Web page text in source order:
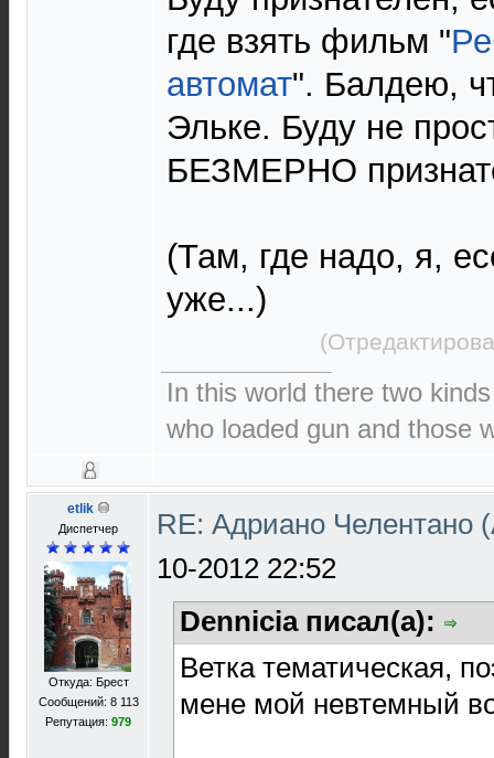
где взять фильм "
автомат". Балдею,
Эльке. Буду не
БЕЗМЕРНО
(Там, где надо, я,
уже...)
In this world there two
who loaded gun and those
etlik
Диспетчер
Откуда: Брест
Сообщений: 8 113
Репутация: 979
RE: Адриано Челентано
10-2012 22:52
Dennicia писал(а):
Ветка тематическая,
мене мой невтемный